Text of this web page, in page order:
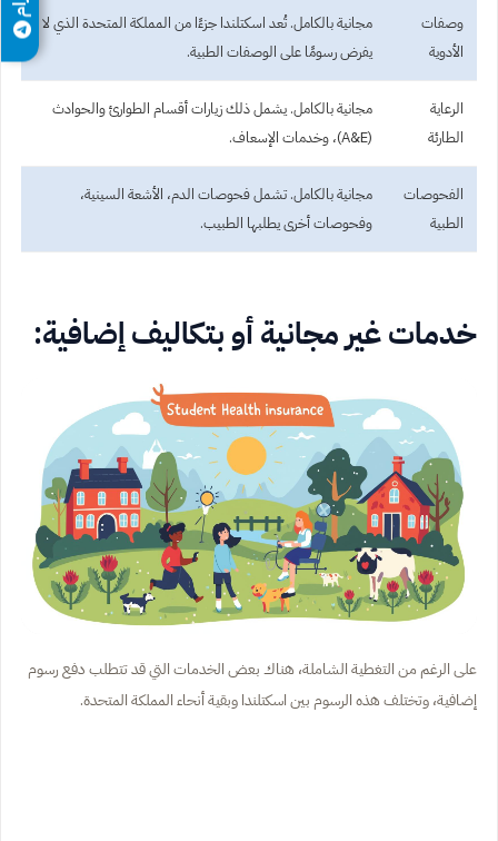
وصفات
الأدوية
مجانية بالكامل. تُعد اسكتلندا جزءًا من المملكة المتحدة الذي لا
يفرض رسومًا على الوصفات الطبية.
الرعاية
الطارئة
مجانية بالكامل. يشمل ذلك زيارات أقسام الطوارئ والحوادث
(A&E)، وخدمات الإسعاف.
الفحوصات
الطبية
مجانية بالكامل. تشمل فحوصات الدم، الأشعة السينية،
وفحوصات أخرى يطلبها الطبيب.
خدمات غير مجانية أو بتكاليف إضافية:
على الرغم من التغطية الشاملة، هناك بعض الخدمات التي قد تتطلب دفع رسوم
إضافية، وتختلف هذه الرسوم بين اسكتلندا وبقية أنحاء المملكة المتحدة.